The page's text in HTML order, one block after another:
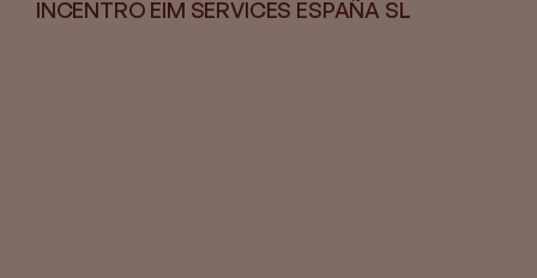
INCENTRO EIM SERVICES ESPAÑA SL